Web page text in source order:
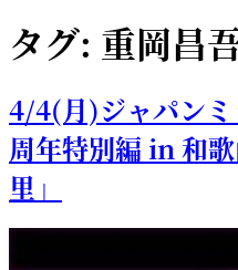
タグ: 重岡昌
4/4(月)ジャパン
周年特別編 in 和
里」